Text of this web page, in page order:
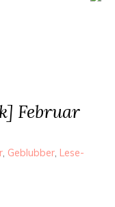
Februar
, Geblubber, Lese-